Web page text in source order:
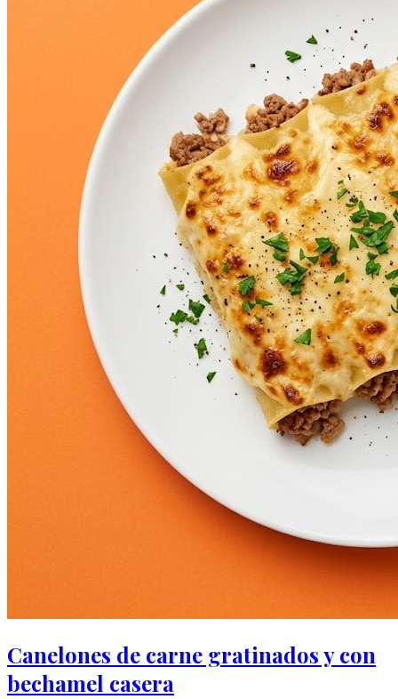
Canelones de carne gratinados y con
bechamel casera